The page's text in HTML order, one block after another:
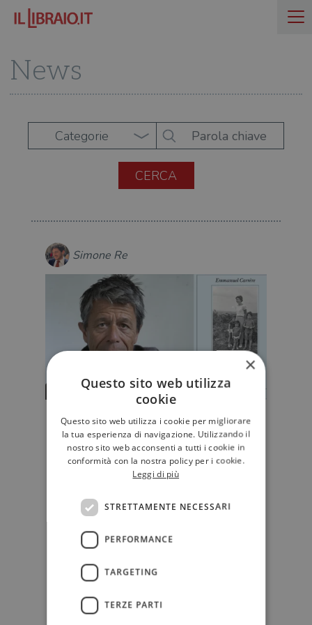
News
Categorie
Simone Re
Nel "Kolchoz" di Carrère la madre
è l’ultima patria (e l'autore ritorna
figlio)
Con "Kolchoz", Emmanuel Carrère
morte di Hélène Carrère d’En…
D'AUTORE
×
Questo sito web utilizza
cookie
Questo sito web utilizza i cookie per migliorare
la tua esperienza di navigazione. Utilizzando il
nostro sito web acconsenti a tutti i cookie in
conformità con la nostra policy per i cookie.
Leggi di più
STRETTAMENTE NECESSARI
PERFORMANCE
TARGETING
TERZE PARTI